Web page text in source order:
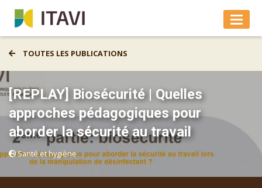
TOUTES LES PUBLICATIONS
[REPLAY] Biosécurité | Quelles
approches pédagogiques pour
aborder la sécurité au travail
Santé et hygiène